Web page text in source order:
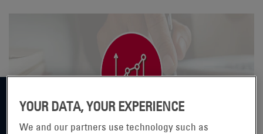
YOUR DATA, YOUR EXPERIENCE
We and our partners use technology such as